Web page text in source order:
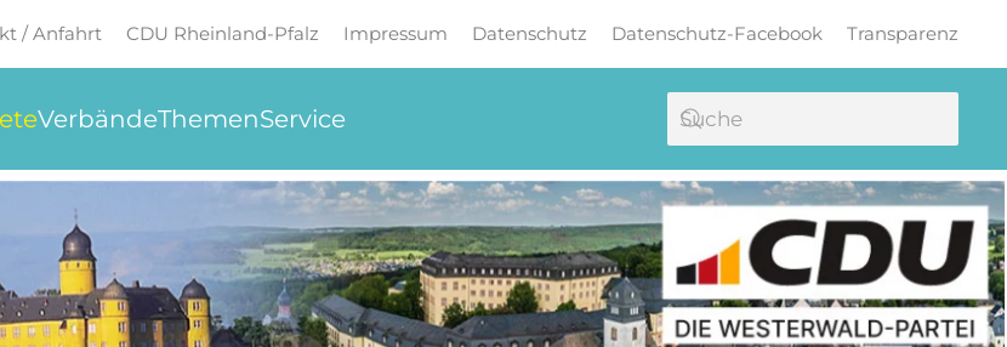
/ Anfahrt CDU Rheinland-Pfalz Impressum Datenschutz Datenschutz-Facebook Transparenz
VerbändeThemenService